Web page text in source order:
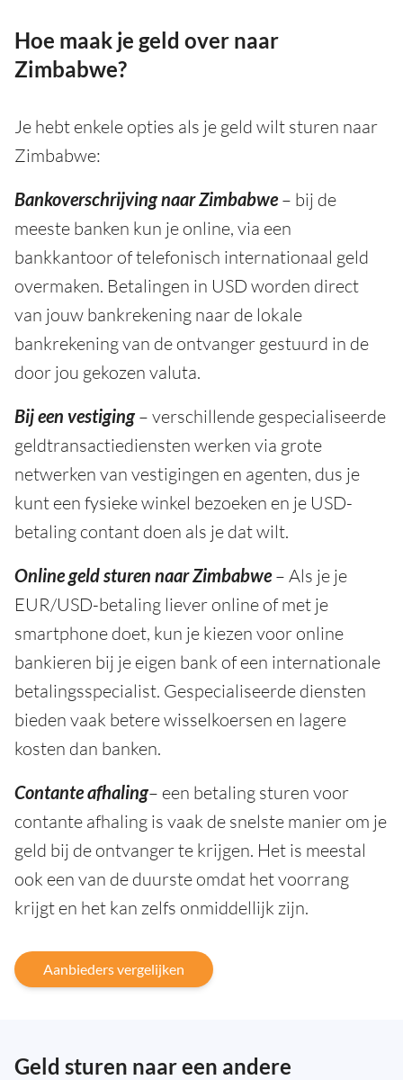
Hoe maak je geld over naar
Zimbabwe?
Je hebt enkele opties als je geld wilt sturen naar
Zimbabwe:
Bankoverschrijving naar Zimbabwe– bij de
meeste banken kun je online, via een
bankkantoor of telefonisch internationaal geld
overmaken. Betalingen in USD worden direct
van jouw bankrekening naar de lokale
bankrekening van de ontvanger gestuurd in de
door jou gekozen valuta.
Bij een vestiging– verschillende gespecialiseerde
geldtransactiediensten werken via grote
netwerken van vestigingen en agenten, dus je
kunt een fysieke winkel bezoeken en je USD-
betaling contant doen als je dat wilt.
Online geld sturen naar Zimbabwe– Als je je
EUR/USD-betaling liever online of met je
smartphone doet, kun je kiezen voor online
bankieren bij je eigen bank of een internationale
betalingsspecialist. Gespecialiseerde diensten
bieden vaak betere wisselkoersen en lagere
kosten dan banken.
Contante afhaling– een betaling sturen voor
contante afhaling is vaak de snelste manier om je
geld bij de ontvanger te krijgen. Het is meestal
ook een van de duurste omdat het voorrang
krijgt en het kan zelfs onmiddellijk zijn.
Aanbieders vergelijken
Geld sturen naar een andere